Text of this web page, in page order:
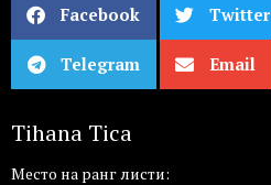
Facebook Twitter
Telegram Email
Tihana Tica
Место на ранг листи: